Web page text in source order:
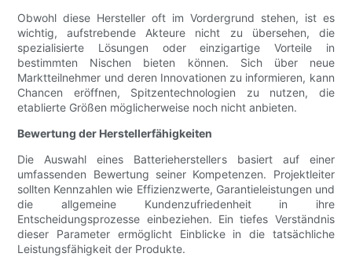
Obwohl diese Hersteller oft im Vordergrund stehen, ist es
wichtig, aufstrebende Akteure nicht zu übersehen, die
spezialisierte Lösungen oder einzigartige Vorteile in
bestimmten Nischen bieten können. Sich über neue
Marktteilnehmer und deren Innovationen zu informieren, kann
Chancen eröffnen, Spitzentechnologien zu nutzen, die
etablierte Größen möglicherweise noch nicht anbieten.
Bewertung der Herstellerfähigkeiten
Die Auswahl eines Batterieherstellers basiert auf einer
umfassenden Bewertung seiner Kompetenzen. Projektleiter
sollten Kennzahlen wie Effizienzwerte, Garantieleistungen und
die allgemeine Kundenzufriedenheit in ihre
Entscheidungsprozesse einbeziehen. Ein tiefes Verständnis
dieser Parameter ermöglicht Einblicke in die tatsächliche
Leistungsfähigkeit der Produkte.